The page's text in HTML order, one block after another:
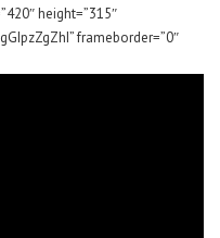
height=”315″
frameborder=”0″